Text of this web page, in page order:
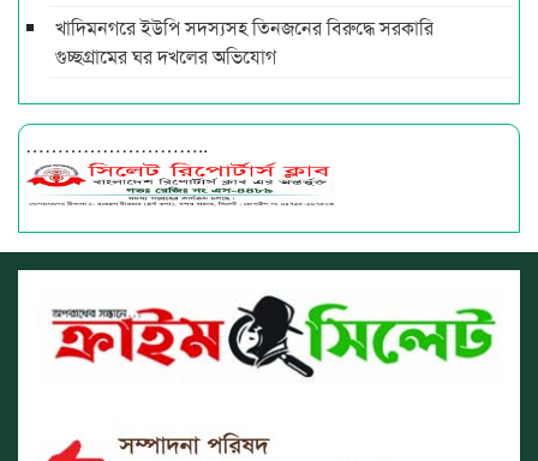
খাদিমনগরে ইউপি সদস্যসহ তিনজনের বিরুদ্ধে সরকারি
গুচ্ছগ্রামের ঘর দখলের অভিযোগ
………………………..